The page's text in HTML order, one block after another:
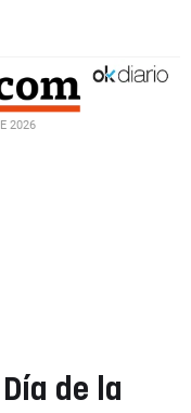
2026
de la